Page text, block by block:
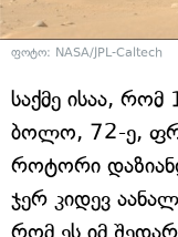
ფოტო: NASA/JPL-Caltech
საქმე ისაა,
ბოლო, 72-ე,
როტორი
ჯერ კიდევ
რომ ეს იმ